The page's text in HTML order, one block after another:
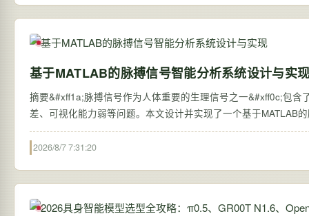
基于MATLAB的脉搏信号智能分析系统设计与实
摘要&#xff1a;脉搏信号作为人体重要的生理信号之一&#xff0c;包
差、可视化能力弱等问题。本文设计并实现了一个基于
2026/8/7 7:31:20